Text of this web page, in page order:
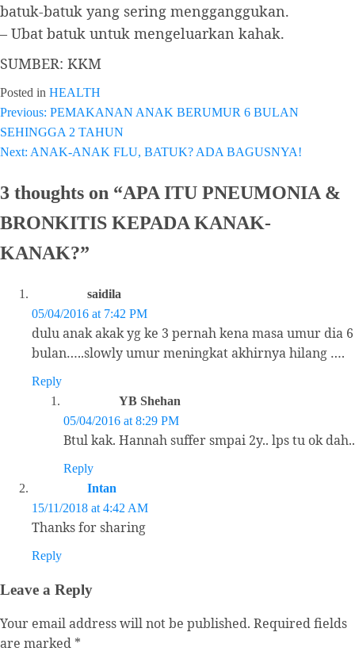
batuk-batuk yang sering mengganggukan.
– Ubat batuk untuk mengeluarkan kahak.
SUMBER: KKM
Posted in HEALTH
Post
navigation
Previous: PEMAKANAN ANAK BERUMUR 6 BULAN
SEHINGGA 2 TAHUN
Next: ANAK-ANAK FLU, BATUK? ADA BAGUSNYA!
3 thoughts on “APA ITU PNEUMONIA &
BRONKITIS KEPADA KANAK-
KANAK?”
saidila
05/04/2016 at 7:42 PM
dulu anak akak yg ke 3 pernah kena masa umur dia 6
bulan…..slowly umur meningkat akhirnya hilang ….
Reply
YB Shehan
05/04/2016 at 8:29 PM
Btul kak. Hannah suffer smpai 2y.. lps tu ok dah..
Reply
Intan
15/11/2018 at 4:42 AM
Thanks for sharing
Reply
Leave a Reply
Your email address will not be published. Required fields
are marked *